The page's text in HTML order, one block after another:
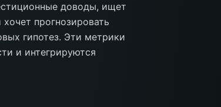
доводы, ищет
прогнозировать
гипотез. Эти метрики
и интегрируются